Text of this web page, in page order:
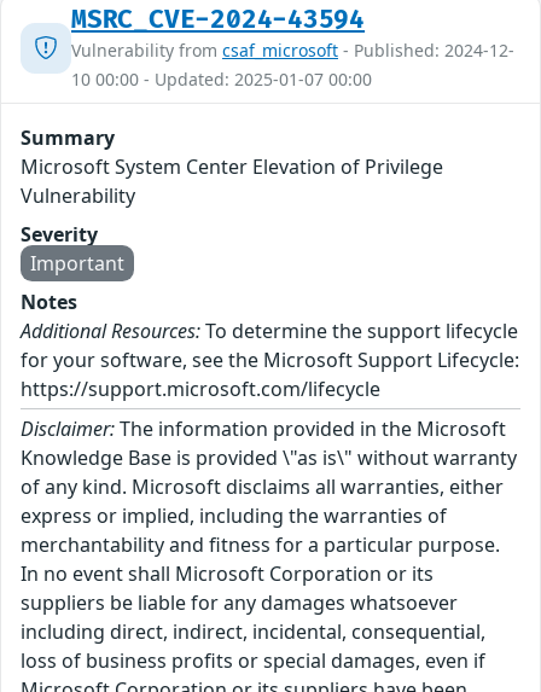
MSRC_CVE-2024-43594
Vulnerability from csaf_microsoft - Published: 2024-12-
10 00:00 - Updated: 2025-01-07 00:00
Summary
Microsoft System Center Elevation of Privilege
Vulnerability
Severity
Important
Notes
Additional Resources:To determine the support lifecycle
for your software, see the Microsoft Support Lifecycle:
https://support.microsoft.com/lifecycle
Disclaimer:The information provided in the Microsoft
Knowledge Base is provided \"as is\" without warranty
of any kind. Microsoft disclaims all warranties, either
express or implied, including the warranties of
merchantability and fitness for a particular purpose.
In no event shall Microsoft Corporation or its
suppliers be liable for any damages whatsoever
including direct, indirect, incidental, consequential,
loss of business profits or special damages, even if